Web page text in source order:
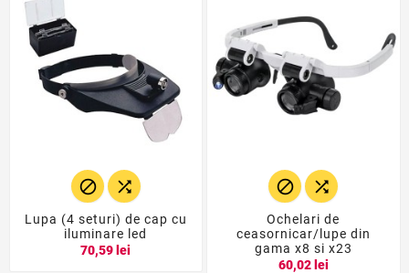
 
Lupa (4 seturi) de cap cu
iluminare led
70,59 lei
 
Ochelari de
ceasornicar/lupe din
gama x8 si x23
60,02 lei